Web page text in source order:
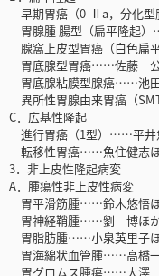
早期胃癌（0-Ⅱa，分化
胃腺腫 腸型（扁平隆起
腺窩上皮型胃癌（白色
胃底腺型胃癌……佐藤
胃底腺粘膜型腺癌……池
異所性胃腺由来胃癌（
C．広基性隆起
進行胃癌（1型）……平井
転移性胃癌……魚住健志
3．非上皮性隆起病変
A．腫瘍性非上皮性病変
胃平滑筋腫……鈴木悠悟
胃神経鞘腫……劉 博ほ
胃脂肪腫……小泉英里子
胃海綿状血管腫……高橋
胃グロムス腫瘍……大澤